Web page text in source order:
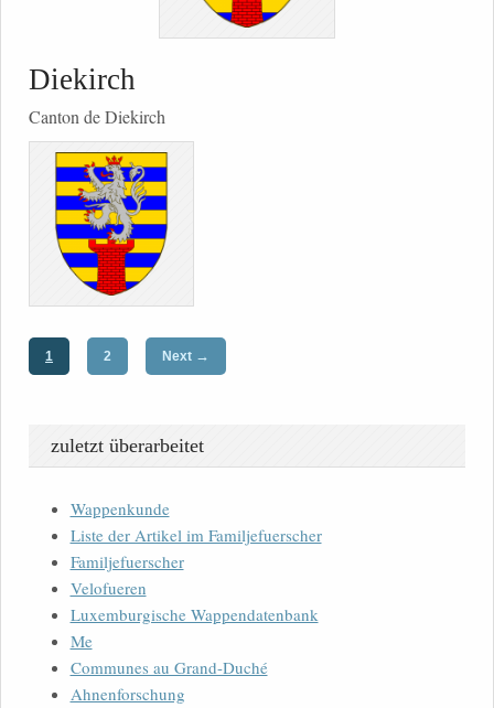
Diekirch
Canton de Diekirch
1 2 Next →
zuletzt überarbeitet
Wappenkunde
Liste der Artikel im Familjefuerscher
Familjefuerscher
Velofueren
Luxemburgische Wappendatenbank
Me
Communes au Grand-Duché
Ahnenforschung